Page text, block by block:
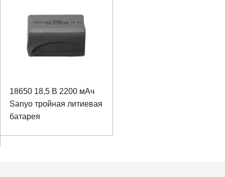
18650 18,5 В 2200 мАч
Sanyo тройная литиевая
батарея